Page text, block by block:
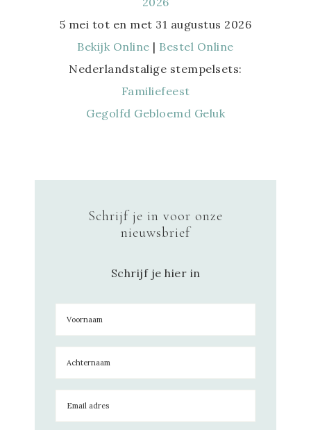
5 mei tot en met 31 augustus 2026
Bekijk Online | Bestel Online
Nederlandstalige stempelsets:
Familiefeest
Gegolfd Gebloemd Geluk
Schrijf je in voor onze
nieuwsbrief
Schrijf je hier in